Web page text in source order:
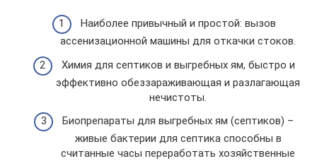
Наиболее привычный и простой: вызов
ассенизационной машины для откачки стоков.
Химия для септиков и выгребных ям, быстро и
эффективно обеззараживающая и разлагающая
нечистоты.
Биопрепараты для выгребных ям (септиков) –
живые бактерии для септика способны в
считанные часы переработать хозяйственные